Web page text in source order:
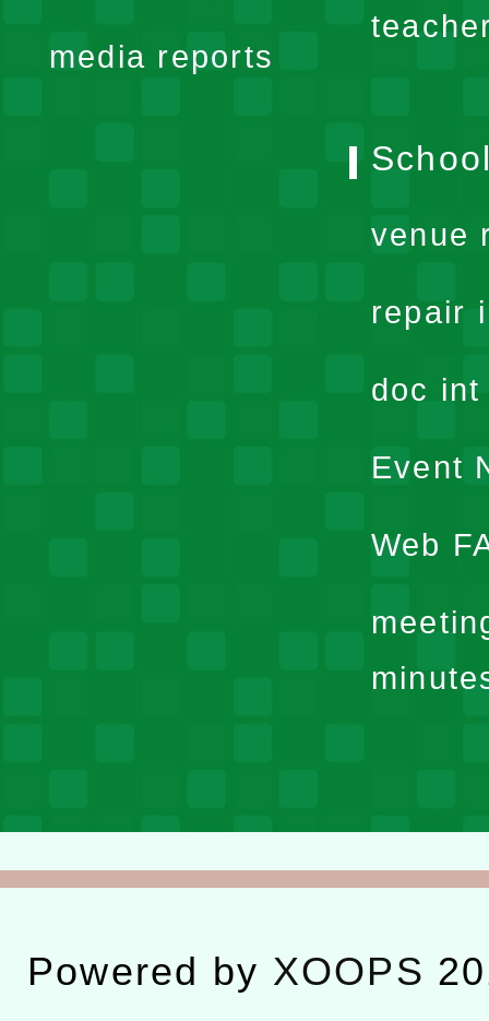
media reports
venue
repair
doc
Event
Web
Powered by XOOPS